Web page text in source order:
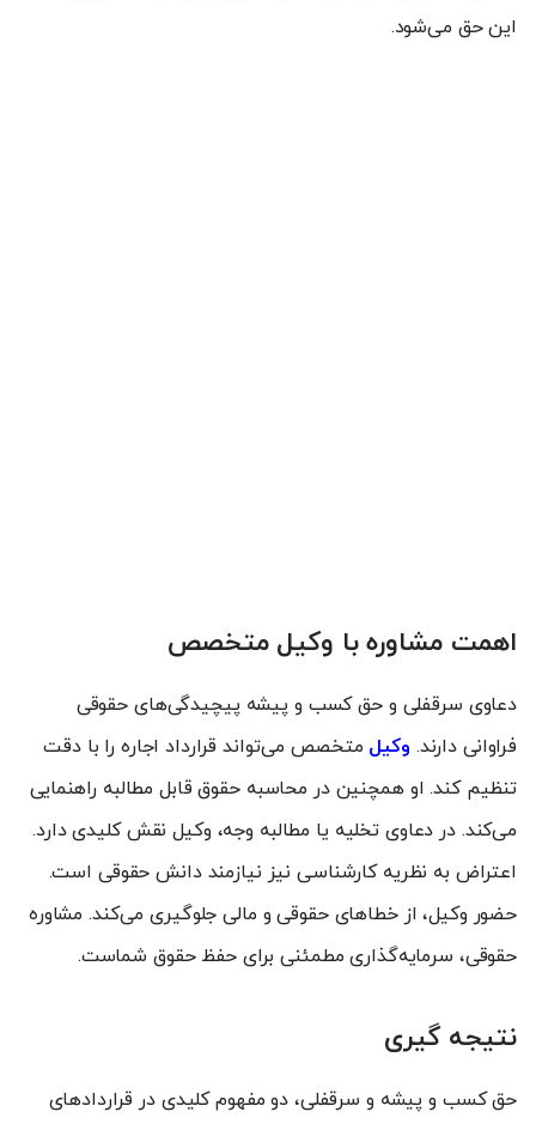
این حق می‌شود.
اهمت مشاوره با وکیل متخصص
دعاوی سرقفلی و حق کسب و پیشه پیچیدگی‌های حقوقی
فراوانی دارند. وکیل متخصص می‌تواند قرارداد اجاره را با دقت
تنظیم کند. او همچنین در محاسبه حقوق قابل مطالبه راهنمایی
می‌کند. در دعاوی تخلیه یا مطالبه وجه، وکیل نقش کلیدی دارد.
اعتراض به نظریه کارشناسی نیز نیازمند دانش حقوقی است.
حضور وکیل، از خطاهای حقوقی و مالی جلوگیری می‌کند. مشاوره
حقوقی، سرمایه‌گذاری مطمئنی برای حفظ حقوق شماست.
نتیجه گیری
حق کسب و پیشه و سرقفلی، دو مفهوم کلیدی در قراردادهای